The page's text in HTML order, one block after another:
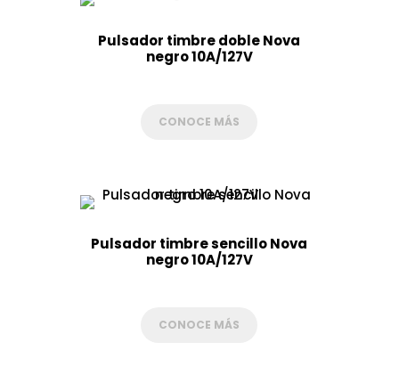
Pulsador timbre doble Nova
negro 10A/127V
CONOCE MÁS
Pulsador timbre sencillo Nova
negro 10A/127V
CONOCE MÁS